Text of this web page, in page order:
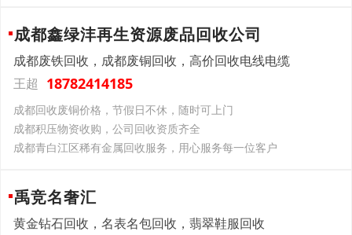
成都鑫绿沣再生资源废品回收公司
成都废铁回收，成都废铜回收，高价回收电线电缆
王超 18782414185
成都回收废铜价格，节假日不休，随时可上门
成都积压物资收购，公司回收资质齐全
成都青白江区稀有金属回收服务，用心服务每一位客户
禹竞名奢汇
黄金钻石回收，名表名包回收，翡翠鞋服回收